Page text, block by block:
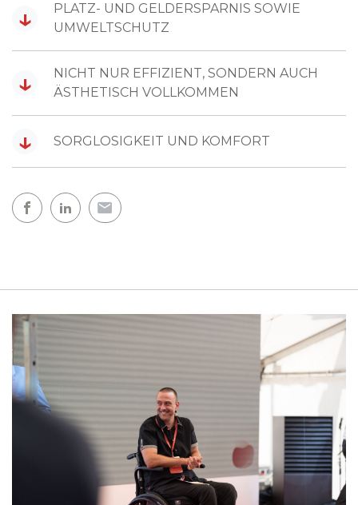
↓
PLATZ- UND GELDERSPARNIS SOWIE
UMWELTSCHUTZ
↓
NICHT NUR EFFIZIENT, SONDERN AUCH
ÄSTHETISCH VOLLKOMMEN
↓ SORGLOSIGKEIT UND KOMFORT